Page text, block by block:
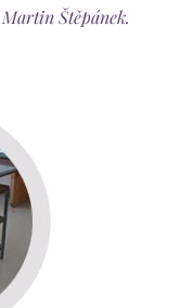
Martin Štěpánek.